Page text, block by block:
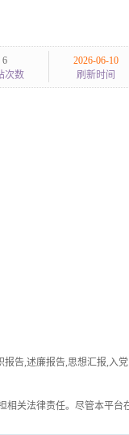
6
次数
2026-06-10
刷新时间
告,述廉报告,思想汇报,入
相关法律责任。尽管本平台